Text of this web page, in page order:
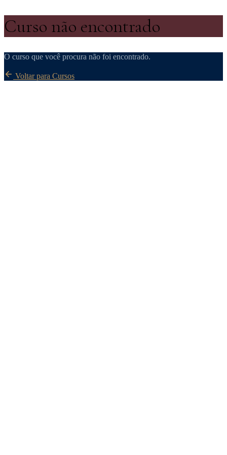
Curso não encontrado
O curso que você procura não foi encontrado.
Voltar para Cursos